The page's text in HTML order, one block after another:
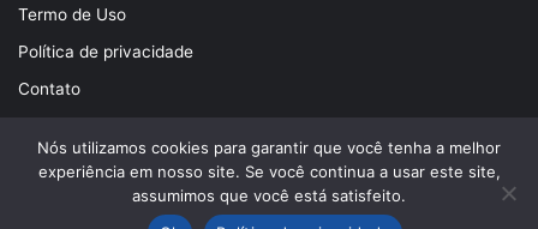
Termo de Uso
Política de privacidade
Contato
© Copyright 2026, Todos os direitos reservados | Desenvolvido
porLA Comunicações
Nós utilizamos cookies para garantir que você tenha a melhor
experiência em nosso site. Se você continua a usar este site,
assumimos que você está satisfeito.